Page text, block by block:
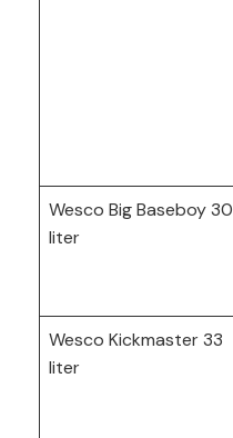
Wesco Big Baseboy 30
liter
Wesco Kickmaster 33
liter